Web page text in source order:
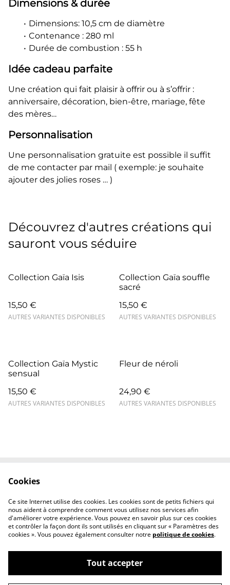
Dimensions & durée
Dimensions: 10,5 cm de diamètre
Contenance : 280 ml
Durée de combustion : 55 h
Idée cadeau parfaite
Une création qui fait plaisir à offrir ou à s’offrir :
anniversaire, décoration, bien-être, mariage, fête
des mères…
Personnalisation
Une personnalisation gratuite est possible il suffit
de me contacter par mail ( exemple: je souhaite
ajouter des jolies roses … )
Découvrez d'autres créations qui
sauront vous séduire
Collection Gaïa Isis
15,50 €
AUTRES VARIANTES DISPONIBLES
Collection Gaïa souffle
sacré
15,50 €
AUTRES VARIANTES DISPONIBLES
Collection Gaïa Mystic
sensual
15,50 €
AUTRES VARIANTES DISPONIBLES
Fleur de néroli
24,90 €
AUTRES VARIANTES DISPONIBLES
Politique de
confidentialité
Politique de cookies
©2026Atelier Nomad
Cookies
Ce site Internet utilise des cookies. Les cookies sont de petits fichiers qui
nous aident à comprendre comment vous utilisez nos services afin
d'améliorer votre expérience. Vous pouvez en savoir plus sur ces cookies
et contrôler la façon dont ils sont utilisés en cliquant sur « Paramètres des
cookies ». Vous pouvez également consulter notre politique de cookies.
Tout accepter